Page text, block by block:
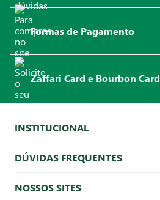
Formas de Pagamento
Zaffari Card e Bourbon Card
INSTITUCIONAL
DÚVIDAS FREQUENTES
NOSSOS SITES